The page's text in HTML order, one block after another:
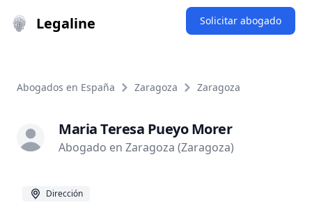
Legaline Solicitar abogado
Abogados en España Zaragoza Zaragoza
Maria Teresa Pueyo Morer
Abogado en Zaragoza (Zaragoza)
Dirección